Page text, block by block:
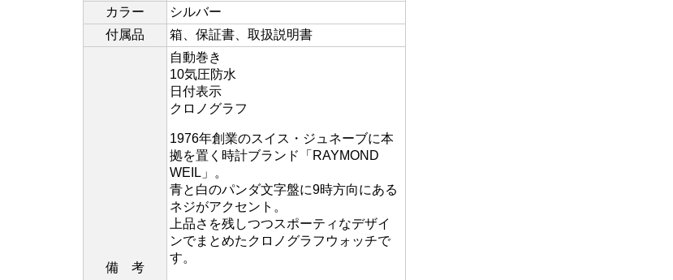
カラー
シルバー
付属品
箱、保証書、取扱説明書
備 考
自動巻き
10気圧防水
日付表示
クロノグラフ
1976年創業のスイス・ジュネーブに本
拠を置く時計ブランド「RAYMOND
WEIL」。
青と白のパンダ文字盤に9時方向にある
ネジがアクセント。
上品さを残しつつスポーティなデザイ
ンでまとめたクロノグラフウォッチで
す。